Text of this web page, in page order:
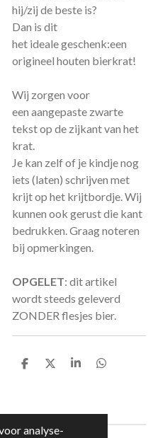
analyse-
hij/zij de beste is?
Dan is dit
het ideale geschenk:een
origineel houten bierkrat!
Wij zorgen voor
een aangepaste zwarte
tekst op de zijkant van het
krat.
Je kan zelf of je kindje nog
iets (laten) schrijven met
krijt op het krijtbordje. Wij
kunnen ook gerust die kant
bedrukken. Graag noteren
bij opmerkingen.
OPGELET: dit artikel
wordt steeds geleverd
ZONDER flesjes bier.
D
n
D
S
e
D
n